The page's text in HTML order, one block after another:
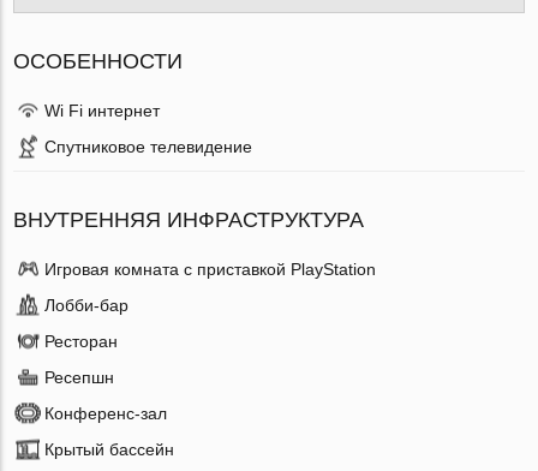
ОСОБЕННОСТИ
Wi Fi интернет
Спутниковое телевидение
ВНУТРЕННЯЯ ИНФРАСТРУКТУРА
Игровая комната с приставкой PlayStation
Лобби-бар
Ресторан
Ресепшн
Конференс-зал
Крытый бассейн